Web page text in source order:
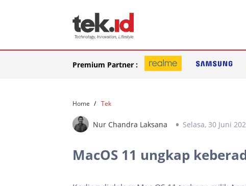
Premium Partner :
Home Tek
Nur Chandra Laksana Selasa, 30 Juni
MacOS 11 ungkap